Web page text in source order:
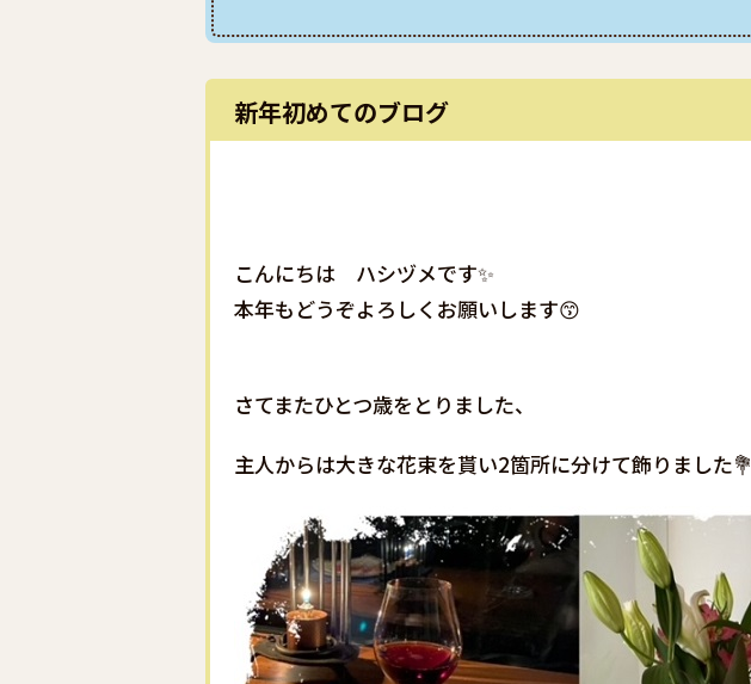
新年初めてのブログ
こんにちは ハシヅメです✨
本年もどうぞよろしくお願いします😙
さてまたひとつ歳をとりました、
主人からは大きな花束を貰い2箇所に分けて飾りました💐